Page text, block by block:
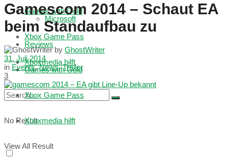
Games with Gold
Xbox Game Pass
Xboxmedia hilft
No Result
View All Result
Microsoft
Reviews
Games with Gold
Xbox Game Pass
Xboxmedia hilft
Gamescom 2014 – Schaut EA
beim Standaufbau zu
by GhostWriter
31. Juli 2014
in Events,News,Trailer
3